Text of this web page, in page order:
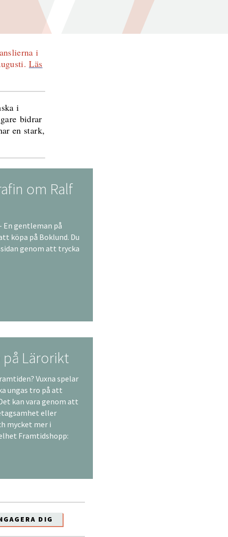
i
Läs
i
bidrar
en stark,
om Ralf
En gentleman på
köpa på Boklund. Du
genom att trycka
Lärorikt
Vuxna spelar
ungas tro på att
kan vara genom att
eller
mycket mer i
Framtidshopp:
DIG